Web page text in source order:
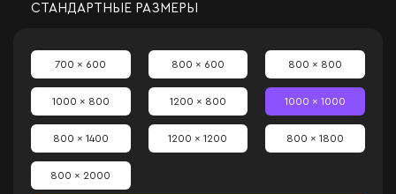
СТАНДАРТНЫЕ РАЗМЕРЫ
700 x 600 800 x 600 800 x 800
1000 x 800 1200 x 800 1000 x 1000
800 x 1400 1200 x 1200 800 x 1800
800 x 2000